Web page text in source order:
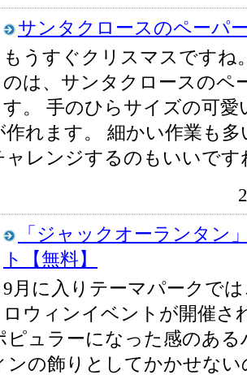
サンタクロースのペーパ
もうすぐクリスマスですね
のは、サンタクロースのペ
す。 手のひらサイズの可
作れます。 細かい作業も
ャレンジするのもいいで
「ジャックオーランタン
ト【無料】
9月に入りテーマパークで
ロウィンイベントが開催さ
ピュラーになった感のあ
の飾りとしてかかせない